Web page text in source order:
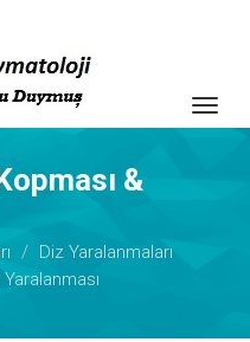
&
Diz Yaralanmaları